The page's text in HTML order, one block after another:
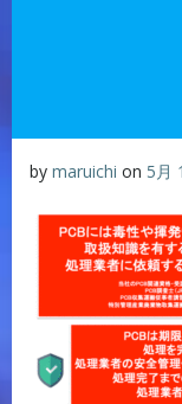
by maruichi on 5月